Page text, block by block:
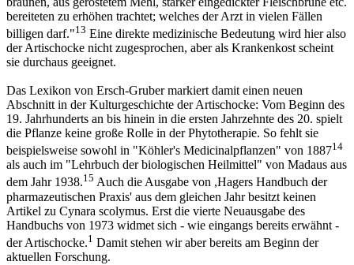
bereiteten zu erhöhen trachtet; welches der Arzt in vielen Fällen
billigen darf."13 Eine direkte medizinische Bedeutung wird hier also
der Artischocke nicht zugesprochen, aber als Krankenkost scheint
sie durchaus geeignet.
Das Lexikon von Ersch-Gruber markiert damit einen neuen
Abschnitt in der Kulturgeschichte der Artischocke: Vom Beginn des
19. Jahrhunderts an bis hinein in die ersten Jahrzehnte des 20. spielt
die Pflanze keine große Rolle in der Phytotherapie. So fehlt sie
beispielsweise sowohl in "Köhler's Medicinalpflanzen" von 188714
als auch im "Lehrbuch der biologischen Heilmittel" von Madaus aus
dem Jahr 1938.15 Auch die Ausgabe von ,Hagers Handbuch der
pharmazeutischen Praxis' aus dem gleichen Jahr besitzt keinen
Artikel zu Cynara scolymus. Erst die vierte Neuausgabe des
Handbuchs von 1973 widmet sich - wie eingangs bereits erwähnt -
der Artischocke.1 Damit stehen wir aber bereits am Beginn der
aktuellen Forschung.